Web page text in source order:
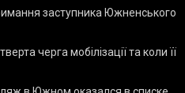
заступника Южненського
черга мобілізації та коли її